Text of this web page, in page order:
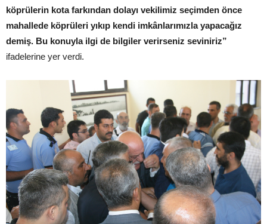
köprülerin kota farkından dolayı vekilimiz seçimden önce
mahallede köprüleri yıkıp kendi imkânlarımızla yapacağız
demiş. Bu konuyla ilgi de bilgiler verirseniz seviniriz”
ifadelerine yer verdi.